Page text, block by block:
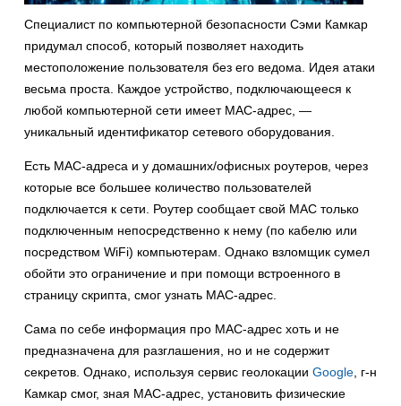
Специалист по компьютерной безопасности Сэми Камкар
придумал способ, который позволяет находить
местоположение пользователя без его ведома. Идея атаки
весьма проста. Каждое устройство, подключающееся к
любой компьютерной сети имеет MAC-адрес, —
уникальный идентификатор сетевого оборудования.
Есть MAC-адреса и у домашних/офисных роутеров, через
которые все большее количество пользователей
подключается к сети. Роутер сообщает свой MAC только
подключенным непосредственно к нему (по кабелю или
посредством WiFi) компьютерам. Однако взломщик сумел
обойти это ограничение и при помощи встроенного в
страницу скрипта, смог узнать MAC-адрес.
Сама по себе информация про MAC-адрес хоть и не
предназначена для разглашения, но и не содержит
секретов. Однако, используя сервис геолокации Google, г-н
Камкар смог, зная MAC-адрес, установить физические